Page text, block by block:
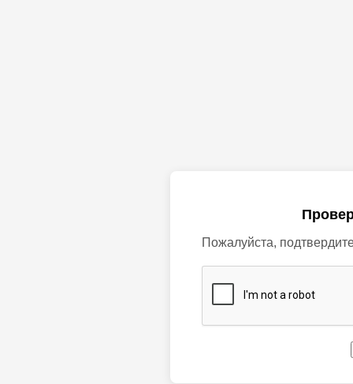
Пожалуйста,